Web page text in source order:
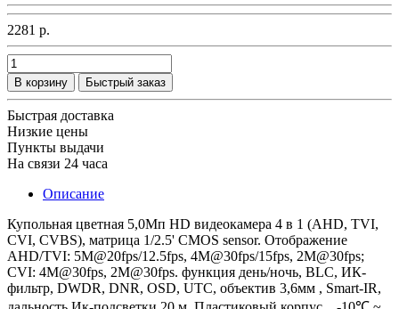
2281 р.
В корзину Быстрый заказ
Быстрая доставка
Низкие цены
Пункты выдачи
На связи 24 часа
Описание
Купольная цветная 5,0Мп HD видеокамера 4 в 1 (AHD, TVI,
CVI, CVBS), матрица 1/2.5' CMOS sensor. Отображение
AHD/TVI: 5M@20fps/12.5fps, 4M@30fps/15fps, 2M@30fps;
CVI: 4M@30fps, 2M@30fps. функция день/ночь, BLC, ИК-
фильтр, DWDR, DNR, OSD, UTC, объектив 3,6мм , Smart-IR,